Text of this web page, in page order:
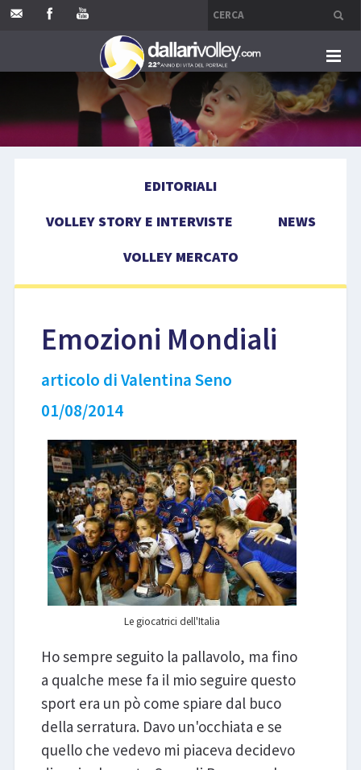
HOME
EVENTI
LIBRI
EDITORIALI
VOLLEY STORY E INTERVISTE
NEWS
VOLLEY MERCATO
Emozioni Mondiali
articolo di Valentina Seno
01/08/2014
Le giocatrici dell'Italia
Ho sempre seguito la pallavolo, ma fino
a qualche mese fa il mio seguire questo
sport era un pò come spiare dal buco
della serratura. Davo un'occhiata e se
quello che vedevo mi piaceva decidevo